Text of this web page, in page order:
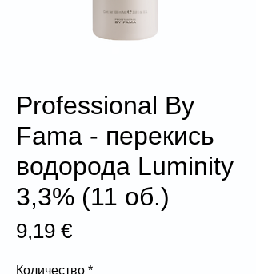
Professional By
Fama - перекись
водорода Luminity
3,3% (11 об.)
9,19 €Цена
Количество *